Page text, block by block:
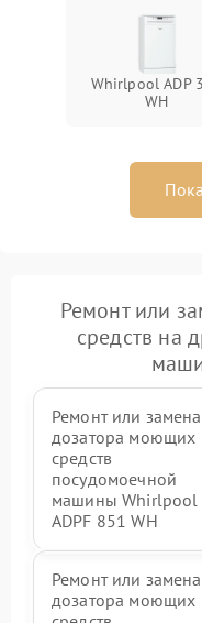
Whirlpool ADP
WH
Ремонт или
средств на
Ремонт или замена
дозатора моющих
средств
посудомоечной
машины Whirlpool
ADPF 851 WH
Ремонт или замена
дозатора моющих